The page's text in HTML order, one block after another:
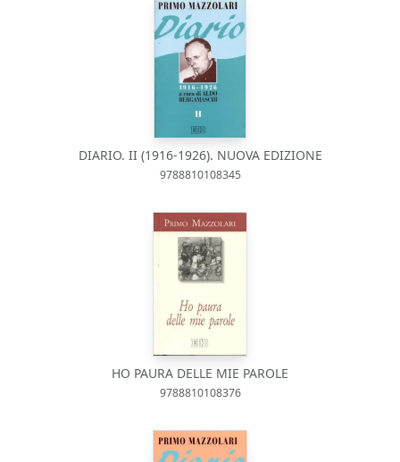
DIARIO. II (1916-1926). NUOVA EDIZIONE
9788810108345
HO PAURA DELLE MIE PAROLE
9788810108376